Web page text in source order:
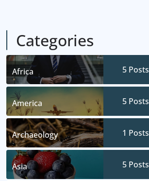
Categories
Africa 5 Posts
America 5 Posts
Archaeology 1 Posts
Asia 5 Posts